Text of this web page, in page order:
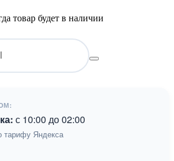
товар будет в наличии
с 10:00 до 02:00
тарифу Яндекса